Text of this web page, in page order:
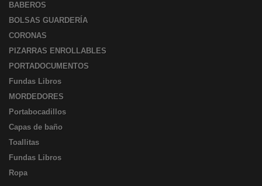
BABEROS
BOLSAS GUARDERÍA
CORONAS
PIZARRAS ENROLLABLES
PORTADOCUMENTOS
Fundas Libros
MORDEDORES
Portabocadillos
Capas de baño
Toallitas
Fundas Libros
Ropa